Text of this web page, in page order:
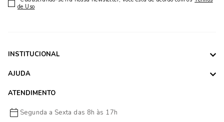
de Uso
INSTITUCIONAL
AJUDA
ATENDIMENTO
Segunda a Sexta das 8h às 17h